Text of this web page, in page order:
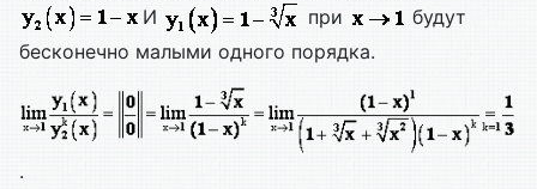
И
при
будут
бесконечно малыми одного порядка.
.